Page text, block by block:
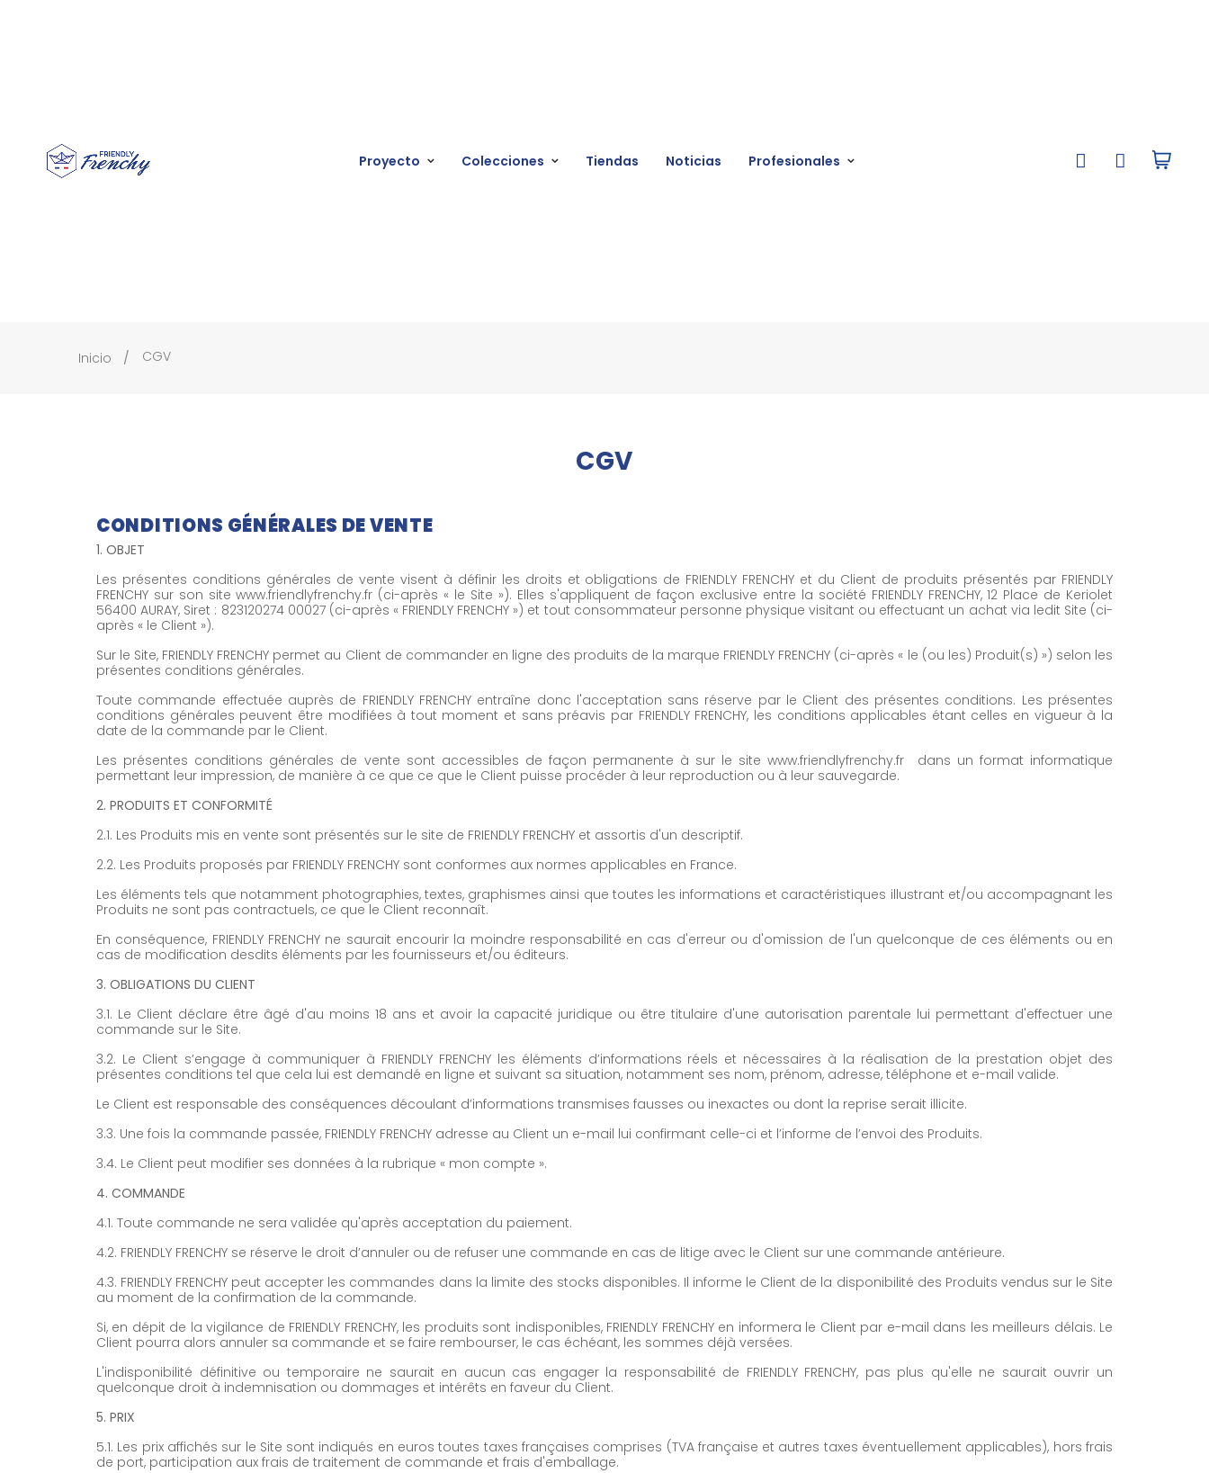
Proyecto Colecciones Tiendas Noticias Profesionales
Inicio CGV
CGV
CONDITIONS GÉNÉRALES DE VENTE
1. OBJET
Les présentes conditions générales de vente visent à définir les droits et obligations de FRIENDLY FRENCHY et du Client de produits présentés par FRIENDLY
FRENCHY sur son site www.friendlyfrenchy.fr (ci-après « le Site »). Elles s'appliquent de façon exclusive entre la société FRIENDLY FRENCHY, 12 Place de Keriolet
56400 AURAY, Siret : 823120274 00027 (ci-après « FRIENDLY FRENCHY ») et tout consommateur personne physique visitant ou effectuant un achat via ledit Site (ci-
après « le Client »).
Sur le Site, FRIENDLY FRENCHY permet au Client de commander en ligne des produits de la marque FRIENDLY FRENCHY (ci-après « le (ou les) Produit(s) ») selon les
présentes conditions générales.
Toute commande effectuée auprès de FRIENDLY FRENCHY entraîne donc l'acceptation sans réserve par le Client des présentes conditions. Les présentes
conditions générales peuvent être modifiées à tout moment et sans préavis par FRIENDLY FRENCHY, les conditions applicables étant celles en vigueur à la
date de la commande par le Client.
Les présentes conditions générales de vente sont accessibles de façon permanente à sur le site www.friendlyfrenchy.fr dans un format informatique
permettant leur impression, de manière à ce que ce que le Client puisse procéder à leur reproduction ou à leur sauvegarde.
2. PRODUITS ET CONFORMITÉ
2.1. Les Produits mis en vente sont présentés sur le site de FRIENDLY FRENCHY et assortis d'un descriptif.
2.2. Les Produits proposés par FRIENDLY FRENCHY sont conformes aux normes applicables en France.
Les éléments tels que notamment photographies, textes, graphismes ainsi que toutes les informations et caractéristiques illustrant et/ou accompagnant les
Produits ne sont pas contractuels, ce que le Client reconnaît.
En conséquence, FRIENDLY FRENCHY ne saurait encourir la moindre responsabilité en cas d'erreur ou d'omission de l'un quelconque de ces éléments ou en
cas de modification desdits éléments par les fournisseurs et/ou éditeurs.
3. OBLIGATIONS DU CLIENT
3.1. Le Client déclare être âgé d'au moins 18 ans et avoir la capacité juridique ou être titulaire d'une autorisation parentale lui permettant d'effectuer une
commande sur le Site.
3.2. Le Client s’engage à communiquer à FRIENDLY FRENCHY les éléments d’informations réels et nécessaires à la réalisation de la prestation objet des
présentes conditions tel que cela lui est demandé en ligne et suivant sa situation, notamment ses nom, prénom, adresse, téléphone et e-mail valide.
Le Client est responsable des conséquences découlant d’informations transmises fausses ou inexactes ou dont la reprise serait illicite.
3.3. Une fois la commande passée, FRIENDLY FRENCHY adresse au Client un e-mail lui confirmant celle-ci et l’informe de l’envoi des Produits.
3.4. Le Client peut modifier ses données à la rubrique « mon compte ».
4. COMMANDE
4.1. Toute commande ne sera validée qu'après acceptation du paiement.
4.2. FRIENDLY FRENCHY se réserve le droit d’annuler ou de refuser une commande en cas de litige avec le Client sur une commande antérieure.
4.3. FRIENDLY FRENCHY peut accepter les commandes dans la limite des stocks disponibles. Il informe le Client de la disponibilité des Produits vendus sur le Site
au moment de la confirmation de la commande.
Si, en dépit de la vigilance de FRIENDLY FRENCHY, les produits sont indisponibles, FRIENDLY FRENCHY en informera le Client par e-mail dans les meilleurs délais. Le
Client pourra alors annuler sa commande et se faire rembourser, le cas échéant, les sommes déjà versées.
L'indisponibilité définitive ou temporaire ne saurait en aucun cas engager la responsabilité de FRIENDLY FRENCHY, pas plus qu'elle ne saurait ouvrir un
quelconque droit à indemnisation ou dommages et intérêts en faveur du Client.
5. PRIX
5.1. Les prix affichés sur le Site sont indiqués en euros toutes taxes françaises comprises (TVA française et autres taxes éventuellement applicables), hors frais
de port, participation aux frais de traitement de commande et frais d'emballage.